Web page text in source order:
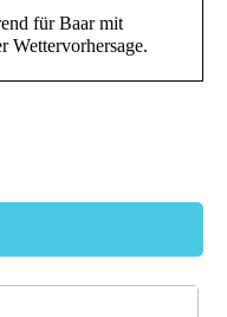
für Baar mit
Wettervorhersage.